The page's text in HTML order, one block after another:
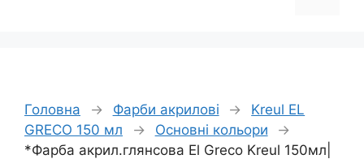
Головна → Фарби акрилові →
Kreul EL
GRECO 150 мл
→ Основні кольори
→
*Фарба акрил.глянсова El Greco Kreul 150мл|